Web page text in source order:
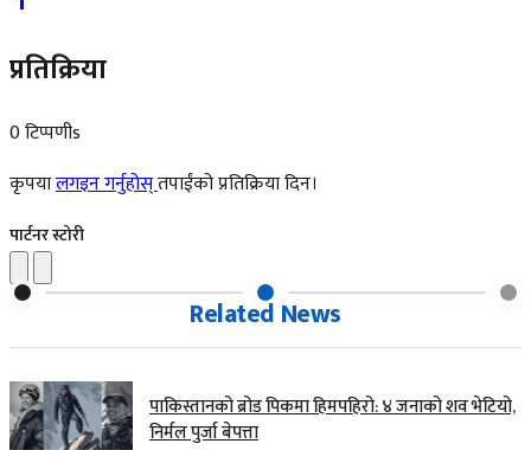
प्रतिक्रिया
0 टिप्पणीs
कृपयालगइन गर्नुहोस्तपाईंको प्रतिक्रिया दिन।
पार्टनर स्टोरी
Related News
पाकिस्तानको ब्रोड पिकमा हिमपहिरो: ४ जनाको शव भेटियो,
निर्मल पुर्जा बेपत्ता